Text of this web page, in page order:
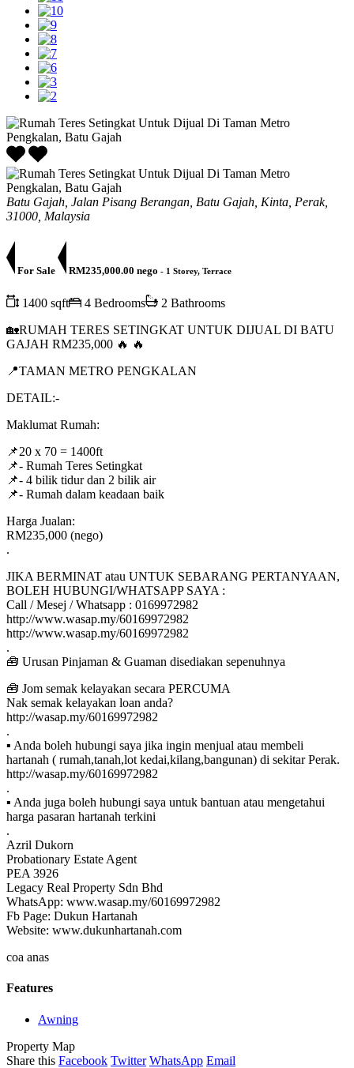
Batu Gajah, Jalan Pisang Berangan, Batu Gajah, Kinta, Perak,
31000, Malaysia
For Sale RM235,000.00 nego - 1 Storey, Terrace
1400 sqft 4 Bedrooms
2 Bathrooms
🏡RUMAH TERES SETINGKAT UNTUK DIJUAL DI BATU
GAJAH RM235,000 🔥 🔥
📍TAMAN METRO PENGKALAN
DETAIL:-
Maklumat Rumah:
📌20 x 70 = 1400ft
📌- Rumah Teres Setingkat
📌- 4 bilik tidur dan 2 bilik air
📌- Rumah dalam keadaan baik
Harga Jualan:
RM235,000 (nego)
.
JIKA BERMINAT atau UNTUK SEBARANG PERTANYAAN,
BOLEH HUBUNGI/WHATSAPP SAYA :
Call / Mesej / Whatsapp : 0169972982
http://www.wasap.my/60169972982
http://www.wasap.my/60169972982
.
🧰 Urusan Pinjaman & Guaman disediakan sepenuhnya
🧰 Jom semak kelayakan secara PERCUMA
Nak semak kelayakan loan anda?
http://wasap.my/60169972982
.
▪ Anda boleh hubungi saya jika ingin menjual atau membeli
hartanah ( rumah,tanah,lot kedai,kilang,bangunan) di sekitar Perak.
http://wasap.my/60169972982
.
▪ Anda juga boleh hubungi saya untuk bantuan atau mengetahui
harga pasaran hartanah terkini
.
Azril Dukorn
Probationary Estate Agent
PEA 3926
Legacy Real Property Sdn Bhd
WhatsApp: www.wasap.my/60169972982
Fb Page: Dukun Hartanah
Website: www.dukunhartanah.com
coa anas
Features
Awning
Property Map
Share this Facebook Twitter WhatsApp Email